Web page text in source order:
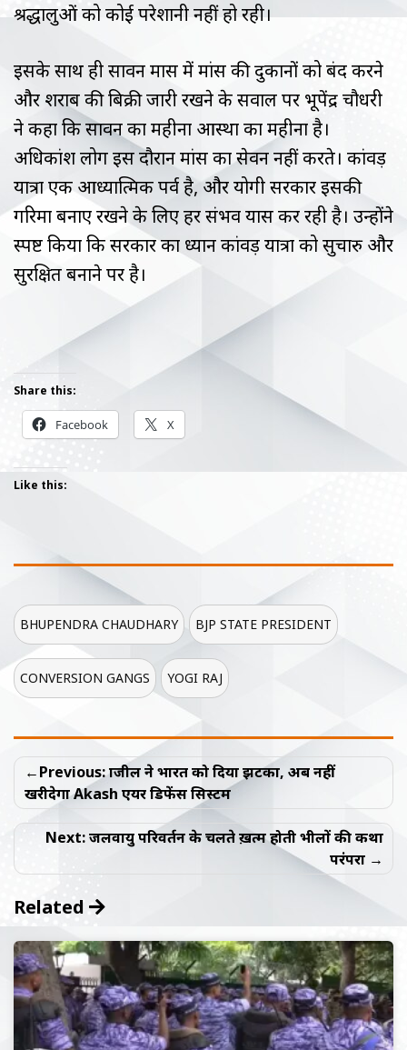
श्रद्धालुओं को कोई परेशानी नहीं हो रही।
इसके साथ ही सावन मास में मांस की दुकानों को बंद करने
और शराब की बिक्री जारी रखने के सवाल पर भूपेंद्र चौधरी
ने कहा कि सावन का महीना आस्था का महीना है।
अधिकांश लोग इस दौरान मांस का सेवन नहीं करते। कांवड़
यात्रा एक आध्यात्मिक पर्व है, और योगी सरकार इसकी
गरिमा बनाए रखने के लिए हर संभव प्रयास कर रही है। उन्होंने
स्पष्ट किया कि सरकार का ध्यान कांवड़ यात्रा को सुचारु और
सुरक्षित बनाने पर है।
Share this:
Facebook X
Like this:
BHUPENDRA CHAUDHARY BJP STATE PRESIDENT
CONVERSION GANGS YOGI RAJ
Post
navigation
Previous:ब्राजील ने भारत को दिया झटका, अब नहीं
खरीदेगा Akash एयर डिफेंस सिस्टम
Next: जलवायु परिवर्तन के चलते ख़त्म होती भीलों की कथा
परंपरा
Related